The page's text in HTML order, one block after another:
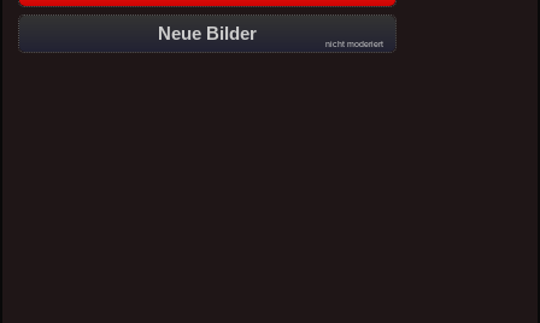
Neue Bilder
nicht moderiert